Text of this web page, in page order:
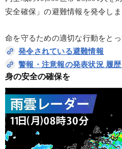
安全確保」の避難情報を発令しま
命を守るための適切な行動をとっ
発令されている避難情報
警報・注意報の発表状況 履
身の安全の確保を